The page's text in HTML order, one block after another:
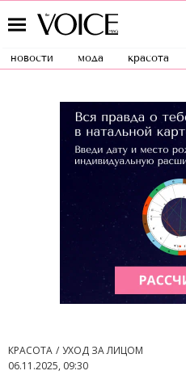
новости мода красота
КРАСОТА
УХОД ЗА ЛИЦОМ
06.11.2025, 09:30